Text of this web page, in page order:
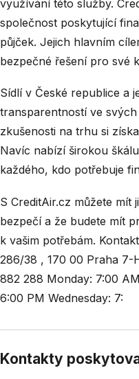
využívání této služby.
společnost poskytující
půjček. Jejich hlavním
bezpečné řešení pro své
Sídlí v České republice a
transparentností ve
zkušenosti na trhu si
Navíc nabízí širokou
každého, kdo potřebuje
S CreditAir.cz můžete mít
bezpečí a že budete mít
k vašim potřebám.
286/38 , 170 00 Praha 7-
882 288 Monday: 7:00
6:00 PM Wednesday: 7:
Kontakty